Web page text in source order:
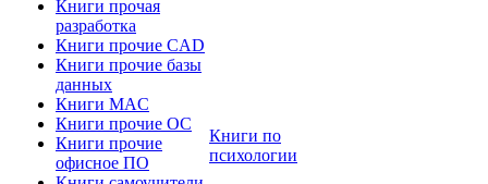
Книги прочая
разработка
Книги прочие CAD
Книги прочие базы
данных
Книги MAC
Книги прочие ОС
Книги прочие
офисное ПО
Книги по
психологии